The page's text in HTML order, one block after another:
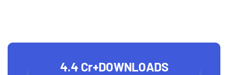
4.4 Cr+DOWNLOADS